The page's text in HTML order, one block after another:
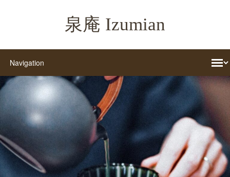
泉庵 Izumian